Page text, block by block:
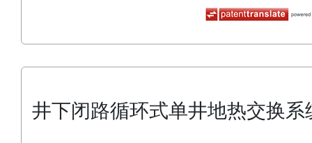
井下闭路循环式单井地热交换系